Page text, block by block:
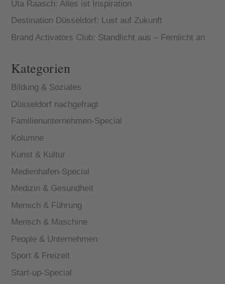
Uta Raasch: Alles ist Inspiration
Destination Düsseldorf: Lust auf Zukunft
Brand Activators Club: Standlicht aus – Fernlicht an
Kategorien
Bildung & Soziales
Düsseldorf nachgefragt
Familienunternehmen-Special
Kolumne
Kunst & Kultur
Medienhafen-Special
Medizin & Gesundheit
Mensch & Führung
Mensch & Maschine
People & Unternehmen
Sport & Freizeit
Start-up-Special